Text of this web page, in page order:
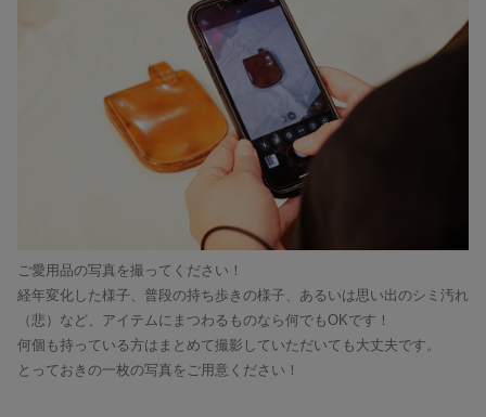
ご愛用品の写真を撮ってください！
経年変化した様子、普段の持ち歩きの様子、あるいは思い出のシミ汚れ
（悲）など、アイテムにまつわるものなら何でもOKです！
何個も持っている方はまとめて撮影していただいても大丈夫です。
とっておきの一枚の写真をご用意ください！